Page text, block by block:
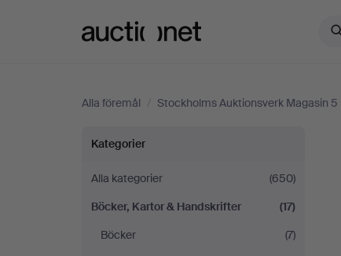
Alla föremål / Stockholms Auktionsverk Magasin 5
Böcker,
Kartor
&
Kategorier
Alla kategorier
(650)
Böcker, Kartor & Handskrifter
(17)
Böcker
(7)